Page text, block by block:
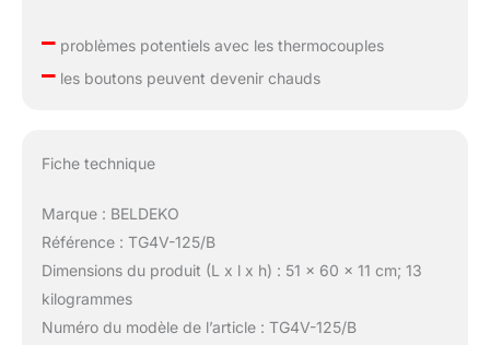
–problèmes potentiels avec les thermocouples
–les boutons peuvent devenir chauds
Fiche technique
Marque : BELDEKO
Référence : TG4V-125/B
Dimensions du produit (L x l x h) : 51 x 60 x 11 cm; 13
kilogrammes
Numéro du modèle de l’article : TG4V-125/B